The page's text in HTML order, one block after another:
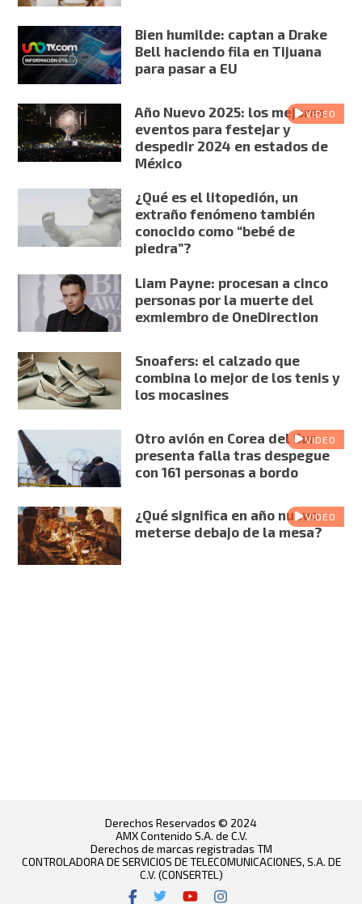
Bien humilde: captan a Drake
Bell haciendo fila en Tijuana
para pasar a EU
VIDEO
Año Nuevo 2025: los mejores
eventos para festejar y
despedir 2024 en estados de
México
¿Qué es el litopedión, un
extraño fenómeno también
conocido como “bebé de
piedra”?
Liam Payne: procesan a cinco
personas por la muerte del
exmiembro de OneDirection
Snoafers: el calzado que
combina lo mejor de los tenis y
los mocasines
VIDEO
Otro avión en Corea del Sur
presenta falla tras despegue
con 161 personas a bordo
VIDEO
¿Qué significa en año nuevo
meterse debajo de la mesa?
Derechos Reservados © 2024
AMX Contenido S.A. de C.V.
Derechos de marcas registradas TM
CONTROLADORA DE SERVICIOS DE TELECOMUNICACIONES, S.A. DE
C.V. (CONSERTEL)